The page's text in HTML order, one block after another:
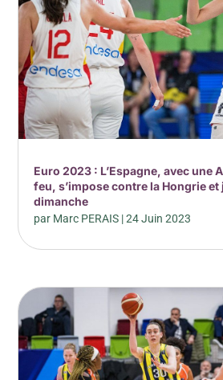
Euro 2023 : L’Espagne, avec une
feu, s’impose contre la Hongrie
dimanche
par Marc PERAIS |24 Juin 2023